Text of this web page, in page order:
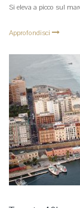
Si eleva a picco sul
Approfondisci